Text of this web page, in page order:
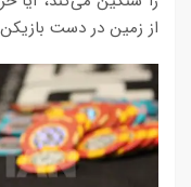
از زمین در دست